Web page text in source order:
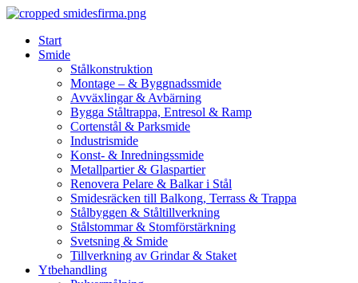
Skip
contentStart
Smide
Stålkonstruktion
Montage – & Byggnadssmide
Avväxlingar & Avbärning
Bygga Ståltrappa, Entresol & Ramp
Cortenstål & Parksmide
Industrismide
Konst- & Inredningssmide
Metallpartier & Glaspartier
Renovera Pelare & Balkar i Stål
Smidesräcken till Balkong, Terrass & Trappa
Stålbyggen & Ståltillverkning
Stålstommar & Stomförstärkning
Svetsning & Smide
Tillverkning av Grindar & Staket
Ytbehandling